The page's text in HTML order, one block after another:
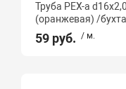
Труба PEX-a
(оранжевая) /
59 руб. / м.